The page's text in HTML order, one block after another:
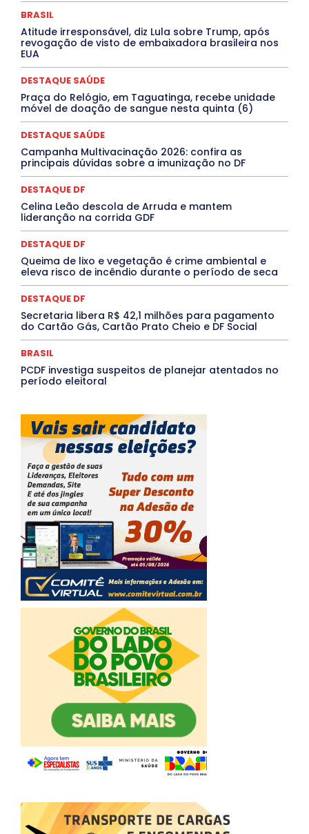
DESTAQUES OUTROS
ELEIÇÕES
EMPREGO E OPORTUNIDADES
ENTORNO
Especial
Espírito Santo ESPORTE
ESTÁGIO
Febre Oropouche
FILMES
Goiás
INTELIGÊNCIA ARTIFICIAL
Jogos Online
JUDICIÁRIO LITERATURA
Maranhão
Marburg
Mato Grosso
Mato Grosso do Sul
MEIO AMBIENTE
Minas Gerais MOBILIDADE
MPOX
MÚSICA
O Plantonista
PROCESSO SELETIVO
PUBLIEDITORIAL
QUALIFICAÇÃO PROFISSIONAL
RESIDÊNCIA
Santa Catarina
Saúde Agora
SEGURANÇA
Soltando o Verbo
TÁ FROID?
TEATRO
Tocantins
Utilidade Pública ZikaVirus
Mais
BRASIL
Atitude irresponsável, diz Lula sobre Trump, após
revogação de visto de embaixadora brasileira nos
EUA
DESTAQUE SAÚDE
Praça do Relógio, em Taguatinga, recebe unidade
móvel de doação de sangue nesta quinta (6)
DESTAQUE SAÚDE
Campanha Multivacinação 2026: confira as
principais dúvidas sobre a imunização no DF
DESTAQUE DF
Celina Leão descola de Arruda e mantem
lideranção na corrida GDF
DESTAQUE DF
Queima de lixo e vegetação é crime ambiental e
eleva risco de incêndio durante o período de seca
DESTAQUE DF
Secretaria libera R$ 42,1 milhões para pagamento
do Cartão Gás, Cartão Prato Cheio e DF Social
BRASIL
PCDF investiga suspeitos de planejar atentados no
período eleitoral